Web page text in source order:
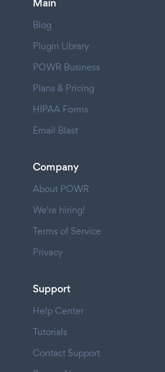
Main
Blog
Plugin Library
POWR Business
Plans & Pricing
HIPAA Forms
Email Blast
Company
About POWR
We're hiring!
Terms of Service
Privacy
Support
Help Center
Tutorials
Contact Support